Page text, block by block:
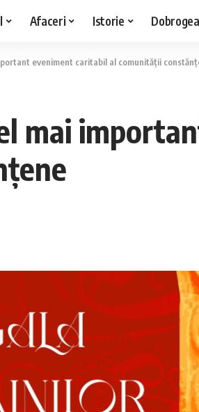
Afaceri Istorie
eveniment caritabil al comunităţii
mai